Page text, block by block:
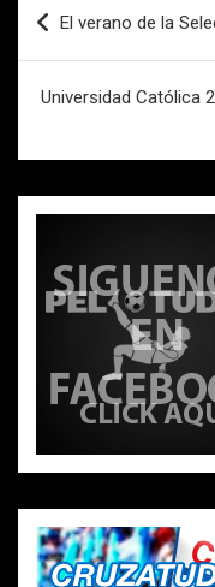
o
k
de
entradas
El verano de la
Universidad Católica